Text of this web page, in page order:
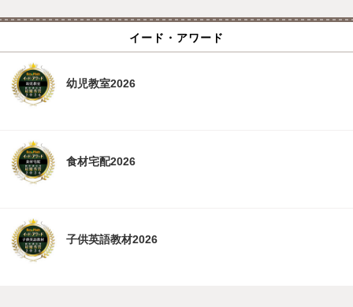
イード・アワード
幼児教室2026
食材宅配2026
子供英語教材2026